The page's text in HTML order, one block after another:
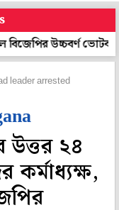
ভোটব্যাঙ্কে থাবা!
leader arrested
উত্তর ২৪